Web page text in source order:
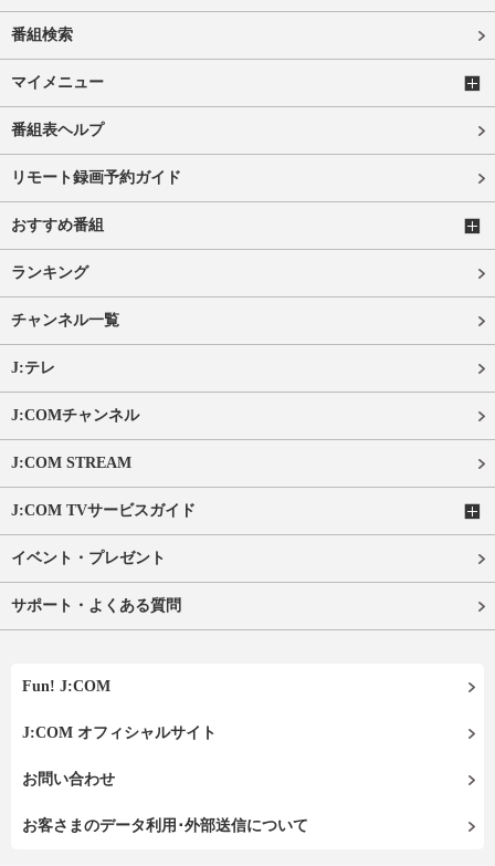
番組検索
マイメニュー
番組表ヘルプ
リモート録画予約ガイド
おすすめ番組
ランキング
チャンネル一覧
J:テレ
J:COMチャンネル
J:COM STREAM
J:COM TVサービスガイド
イベント・プレゼント
サポート・よくある質問
Fun! J:COM
J:COM オフィシャルサイト
お問い合わせ
お客さまのデータ利用･外部送信について